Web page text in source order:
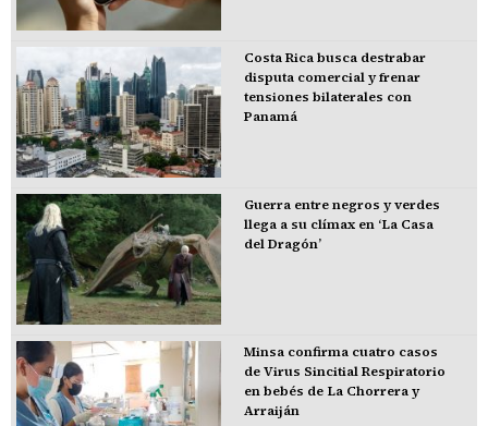
Costa Rica busca destrabar
disputa comercial y frenar
tensiones bilaterales con
Panamá
Guerra entre negros y verdes
llega a su clímax en ‘La Casa
del Dragón’
Minsa confirma cuatro casos
de Virus Sincitial Respiratorio
en bebés de La Chorrera y
Arraiján